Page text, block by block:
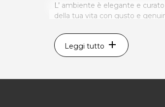
L’ ambiente è elegante e
della tua vita con gusto e
Aperto tutti i giorni dalle 10.30
e dalle 18,00 alle 23,30 (chiuso il
Leggi tutto add